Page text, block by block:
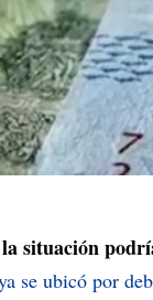
la situación
se ubicó por